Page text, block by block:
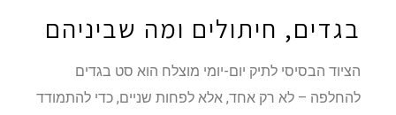
בגדים, חיתולים ומה שביניהם
הציוד הבסיסי לתיק יום-יומי מוצלח הוא סט בגדים
להחלפה – לא רק אחד, אלא לפחות שניים, כדי להתמודד